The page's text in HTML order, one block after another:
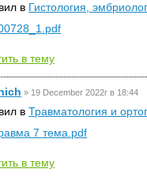
в Гистология,
в тему
» 19 December 2022г в 18:44
вТравматология и
7 тема.pdf
в тему